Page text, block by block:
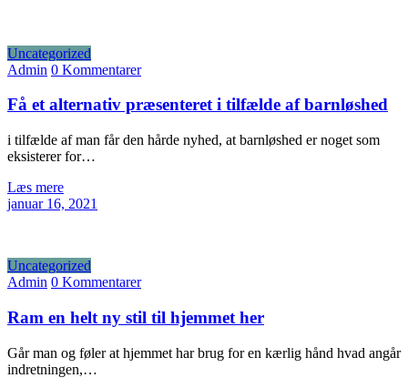
Uncategorized
Admin 0 Kommentarer
Få et alternativ præsenteret i tilfælde af barnløshed
i tilfælde af man får den hårde nyhed, at barnløshed er noget som
eksisterer for…
Læs mere
januar 16, 2021
Uncategorized
Admin 0 Kommentarer
Ram en helt ny stil til hjemmet her
Går man og føler at hjemmet har brug for en kærlig hånd hvad angår
indretningen,…